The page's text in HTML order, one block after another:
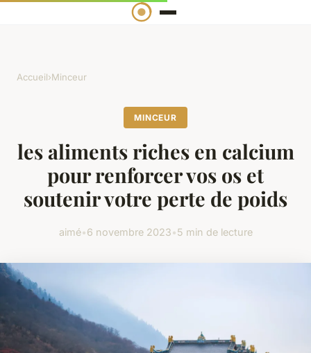
Accueil›Minceur
MINCEUR
les aliments riches en calcium
pour renforcer vos os et
soutenir votre perte de poids
aimé•6 novembre 2023•5 min de lecture